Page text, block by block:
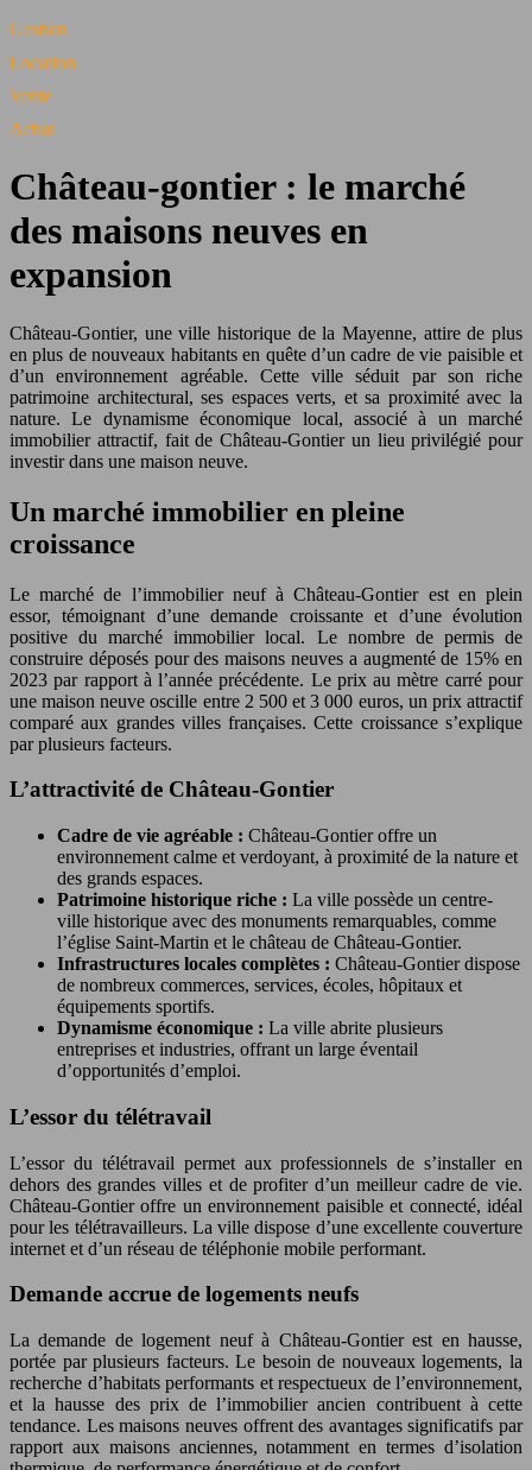
Gestion
Location
Vente
Achat
Château-gontier : le marché
des maisons neuves en
expansion
Château-Gontier, une ville historique de la Mayenne, attire de plus
en plus de nouveaux habitants en quête d’un cadre de vie paisible et
d’un environnement agréable. Cette ville séduit par son riche
patrimoine architectural, ses espaces verts, et sa proximité avec la
nature. Le dynamisme économique local, associé à un marché
immobilier attractif, fait de Château-Gontier un lieu privilégié pour
investir dans une maison neuve.
Un marché immobilier en pleine
croissance
Le marché de l’immobilier neuf à Château-Gontier est en plein
essor, témoignant d’une demande croissante et d’une évolution
positive du marché immobilier local. Le nombre de permis de
construire déposés pour des maisons neuves a augmenté de 15% en
2023 par rapport à l’année précédente. Le prix au mètre carré pour
une maison neuve oscille entre 2 500 et 3 000 euros, un prix attractif
comparé aux grandes villes françaises. Cette croissance s’explique
par plusieurs facteurs.
L’attractivité de Château-Gontier
Cadre de vie agréable : Château-Gontier offre un
environnement calme et verdoyant, à proximité de la nature et
des grands espaces.
Patrimoine historique riche : La ville possède un centre-
ville historique avec des monuments remarquables, comme
l’église Saint-Martin et le château de Château-Gontier.
Infrastructures locales complètes : Château-Gontier dispose
de nombreux commerces, services, écoles, hôpitaux et
équipements sportifs.
Dynamisme économique : La ville abrite plusieurs
entreprises et industries, offrant un large éventail
d’opportunités d’emploi.
L’essor du télétravail
L’essor du télétravail permet aux professionnels de s’installer en
dehors des grandes villes et de profiter d’un meilleur cadre de vie.
Château-Gontier offre un environnement paisible et connecté, idéal
pour les télétravailleurs. La ville dispose d’une excellente couverture
internet et d’un réseau de téléphonie mobile performant.
Demande accrue de logements neufs
La demande de logement neuf à Château-Gontier est en hausse,
portée par plusieurs facteurs. Le besoin de nouveaux logements, la
recherche d’habitats performants et respectueux de l’environnement,
et la hausse des prix de l’immobilier ancien contribuent à cette
tendance. Les maisons neuves offrent des avantages significatifs par
rapport aux maisons anciennes, notamment en termes d’isolation